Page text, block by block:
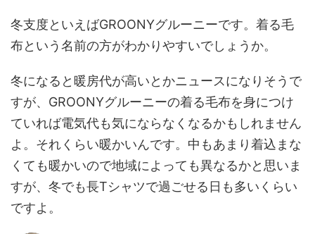
冬支度といえばGROONYグルーニーです。着る毛
布という名前の方がわかりやすいでしょうか。
冬になると暖房代が高いとかニュースになりそうで
すが、GROONYグルーニーの着る毛布を身につけ
ていれば電気代も気にならなくなるかもしれません
よ。それくらい暖かいんです。中もあまり着込まな
くても暖かいので地域によっても異なるかと思いま
すが、冬でも長Tシャツで過ごせる日も多いくらい
ですよ。